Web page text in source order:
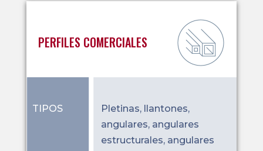
PERFILES COMERCIALES
TIPOS
Pletinas, llantones,
angulares, angulares
estructurales, angulares